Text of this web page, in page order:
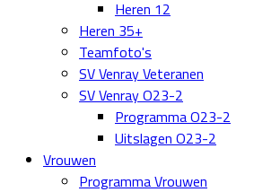
Heren 12
Heren 35+
Teamfoto's
SV Venray Veteranen
SV Venray O23-2
Programma O23-2
Uitslagen O23-2
Vrouwen
Programma Vrouwen